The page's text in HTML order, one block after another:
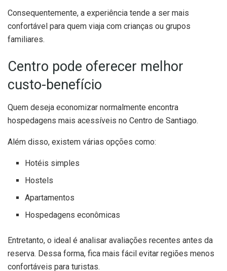
Consequentemente, a experiência tende a ser mais
confortável para quem viaja com crianças ou grupos
familiares.
Centro pode oferecer melhor
custo-benefício
Quem deseja economizar normalmente encontra
hospedagens mais acessíveis no Centro de Santiago.
Além disso, existem várias opções como:
Hotéis simples
Hostels
Apartamentos
Hospedagens econômicas
Entretanto, o ideal é analisar avaliações recentes antes da
reserva. Dessa forma, fica mais fácil evitar regiões menos
confortáveis para turistas.